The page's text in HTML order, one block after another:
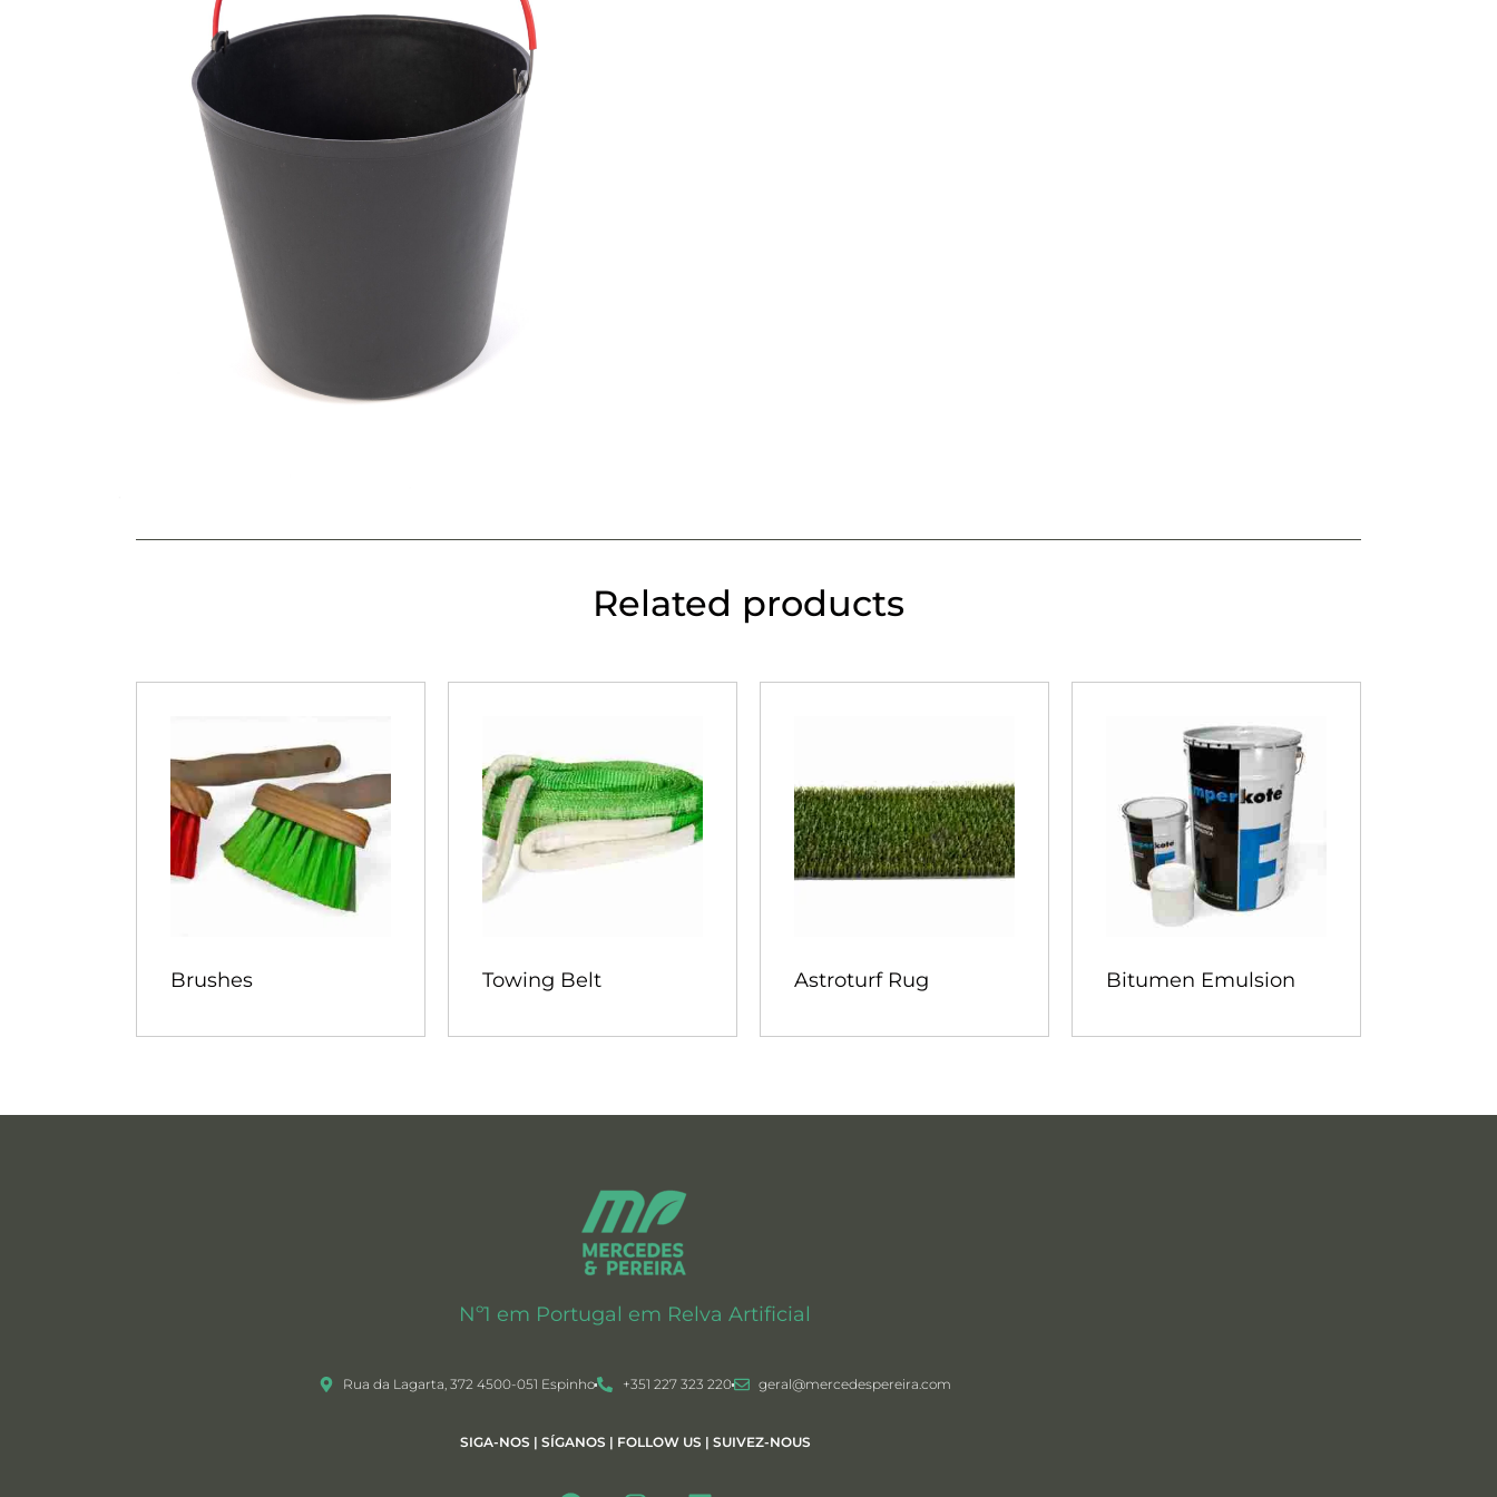
Related products
Brushes Towing Belt Astroturf Rug Bitumen Emulsion
Nº1 em Portugal em Relva Artificial
Rua da Lagarta, 372 4500-051 Espinho +351 227 323 220 geral@mercedespereira.com
SIGA-NOS | SÍGANOS | FOLLOW US | SUIVEZ-NOUS